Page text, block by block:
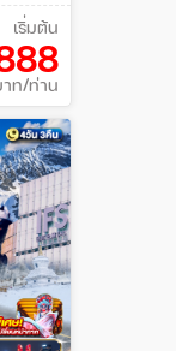
เริ่มต้น
ท/ท่าน